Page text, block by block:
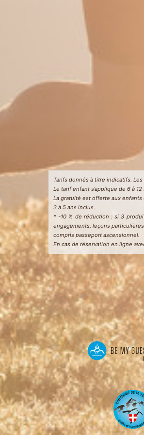
Tarifs donnés à titre indicatifs.
Le tarif enfant s’applique de 6 à
La gratuité est offerte aux
3 à 5 ans inclus.
* -10 % de réduction : si 3
engagements, leçons
compris passeport ascensionnel.
En cas de réservation en ligne